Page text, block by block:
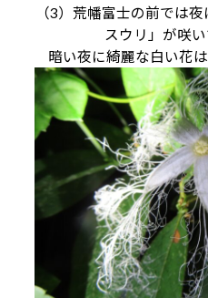
（3）荒幡富士の前では
スウリ」が咲い
暗い夜に綺麗な白い花